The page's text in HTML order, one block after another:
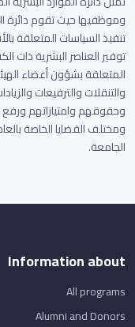
وموظفيها حيث تقوم دائرة
تنفيذ السياسات المتعلقة
توفير العناصر البشرية ذات
المتعلقة بشؤون أعضاء
والتنقلات والترفيعات
وحقوقهم وامتيازاتهم
ومختلف القضايا الخاصة
الجامعة.
Information about
All programs
Alumni and Donors